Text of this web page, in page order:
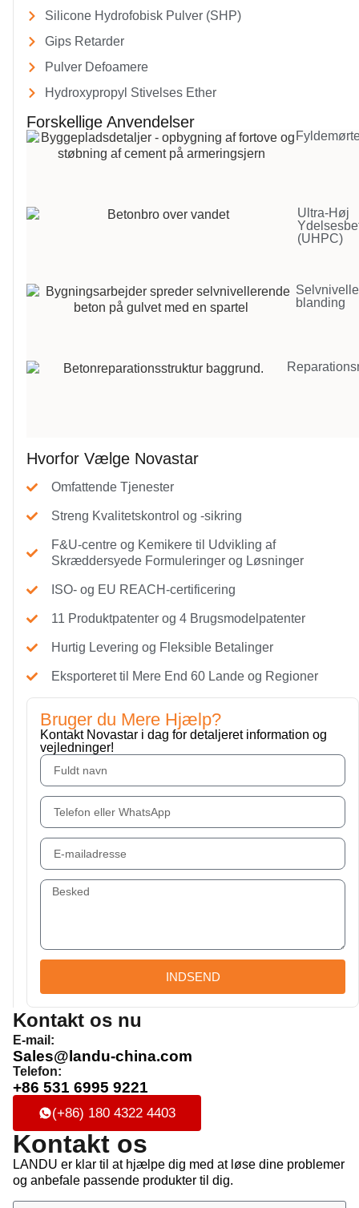
Silicone Hydrofobisk Pulver (SHP)
Gips Retarder
Pulver Defoamere
Hydroxypropyl Stivelses Ether
Forskellige Anvendelser
Ultra-Høj
(UHPC)
blanding
Hvorfor Vælge Novastar
Omfattende Tjenester
Streng Kvalitetskontrol og -sikring
F&U-centre og Kemikere til Udvikling af
Skræddersyede Formuleringer og Løsninger
ISO- og EU REACH-certificering
11 Produktpatenter og 4 Brugsmodelpatenter
Hurtig Levering og Fleksible Betalinger
Eksporteret til Mere End 60 Lande og Regioner
Bruger du Mere Hjælp?
Kontakt Novastar i dag for detaljeret information og
vejledninger!
INDSEND
Kontakt os nu
E-mail:
Sales@landu-china.com
Telefon:
+86 531 6995 9221
(+86) 180 4322 4403
Kontakt os
LANDU er klar til at hjælpe dig med at løse dine problemer
og anbefale passende produkter til dig.